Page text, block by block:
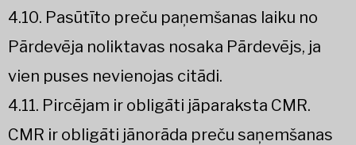
4.10. Pasūtīto preču paņemšanas laiku no
Pārdevēja noliktavas nosaka Pārdevējs, ja
vien puses nevienojas citādi.
4.11. Pircējam ir obligāti jāparaksta CMR.
CMR ir obligāti jānorāda preču saņemšanas